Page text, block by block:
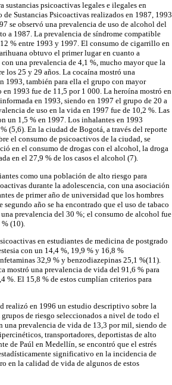
sustancias psicoactivas legales e ilegales en
Sustancias Psicoactivas realizados en 1987, 1993
se observó una prevalencia de uso de alcohol del
a 1987. La prevalencia de síndrome compatible
% entre 1993 y 1997. El consumo de cigarrillo en
obtuvo el primer lugar en cuanto a
una prevalencia de 4,1 %, mucho mayor que la
los 25 y 29 años. La cocaína mostró una
1993, también para ella el grupo con mayor
1993 fue de 11,5 por 1 000. La heroína mostró en
en 1993, siendo en 1997 el grupo de 20 a
de uso en la vida en 1997 fue de 10,2 %. Las
un 1,5 % en 1997. Los inhalantes en 1993
(5,6). En la ciudad de Bogotá, a través del reporte
el consumo de psicoactivos de la ciudad, se
en el consumo de drogas con el alcohol, la droga
en el 27,9 % de los casos el alcohol (7).
como una población de alto riesgo para
durante la adolescencia, con una asociación
de primer año de universidad que los hombres
año se ha encontrado que el uso de tabaco
prevalencia del 30 %; el consumo de alcohol fue
(10).
en estudiantes de medicina de postgrado
con un 14,4 %, 19,9 % y 16,8 %
32,9 % y benzodiazepinas 25,1 %(11).
mostró una prevalencia de vida del 91,6 % para
%. El 15,8 % de estos cumplían criterios para
realizó en 1996 un estudio descriptivo sobre la
de riesgo seleccionados a nivel de todo el
una prevalencia de vida de 13,3 por mil, siendo de
transportadores, deportistas de alto
de Paúl en Medellín, se encontró que el estrés
significativo en la incidencia de
en la calidad de vida de algunos de estos